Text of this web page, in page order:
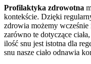
Profilaktyka zdrowotna
kontekście. Dzięki
zdrowia możemy
zarówno te dotyczące
ilość snu jest istotna dla
snu nasze ciało odnawia